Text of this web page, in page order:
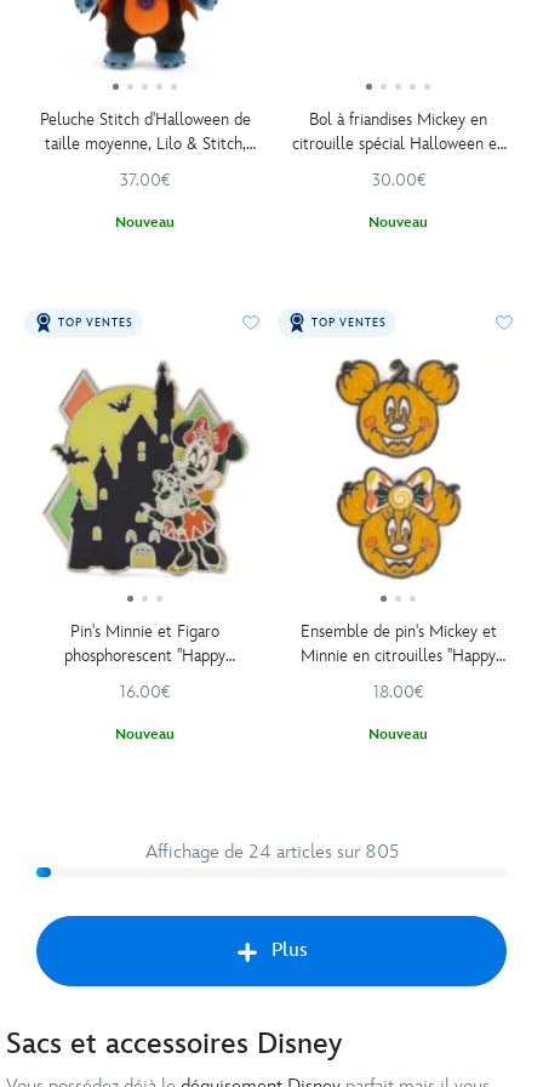
Peluche Stitch d'Halloween de
taille moyenne, Lilo & Stitch,
37.00€
Nouveau
Bol à friandises Mickey en
citrouille spécial Halloween en
30.00€
Nouveau
TOP VENTES
Pin's Minnie et Figaro
phosphorescent ''Happy
16.00€
Nouveau
TOP VENTES
Ensemble de pin's Mickey et
Minnie en citrouilles ''Happy
18.00€
Nouveau
Affichage de 24 articles sur 805
Plus
Sacs et accessoires Disney